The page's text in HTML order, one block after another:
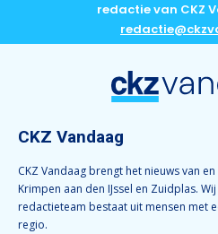
redactie van CKZ
CKZ Vandaag
CKZ Vandaag brengt het nieuws van
Krimpen aan den IJssel en Zuidplas.
redactieteam bestaat uit mensen met
regio.